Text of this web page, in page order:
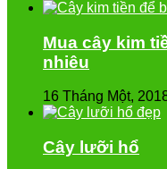
Mua cây kim
nhiêu
16 Tháng Một,
Cây lưỡi hổ